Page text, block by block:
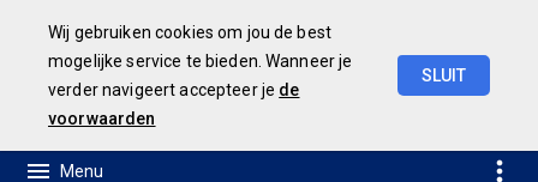
Wij gebruiken cookies om jou de best
mogelijke service te bieden. Wanneer je
verder navigeert accepteer je de
voorwaarden
SLUIT